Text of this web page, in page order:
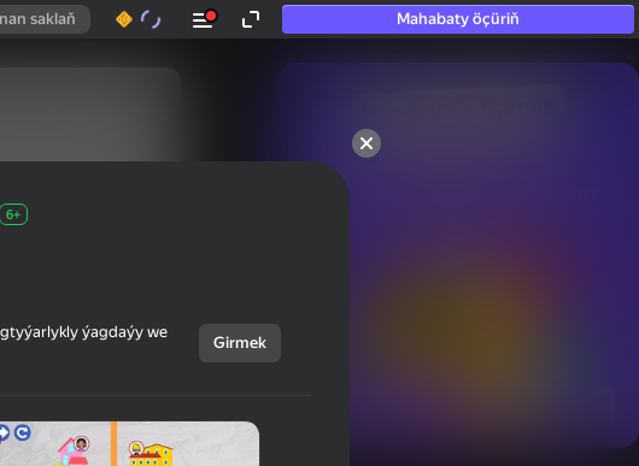
saklaň Mahabaty öçüriň
hatda «oýnamayanlar» hem
6+
ýagdaýy we
Girmek